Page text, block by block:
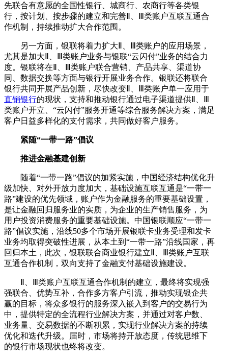
先联合有意愿的全国性银行、城商行、农商行等各类银
行，按计划、按步骤的建立和完善Ⅱ、Ⅲ类账户互联互通合
作机制，持续推动扩大合作范围。
另一方面，银联将着力扩大Ⅱ、Ⅲ类账户的应用场景，
尤其是加大Ⅱ、Ⅲ类账户业务与银联“云闪付”业务的结合力
度。银联将在Ⅱ、Ⅲ类账户联合营销、产品共享、渠道协
同、数据交换等方面与银行开展业务合作。银联还将联合
银行共同开展产品创新，尽快改变Ⅱ、Ⅲ类账户单一应用于
直销银行的现状，支持和推动银行通过电子渠道提供Ⅱ、Ⅲ
类账户开立、“云闪付”服务开通等综合服务解决方案，满足
客户日益多样化的支付需求，共同做好客户服务。
紧随“一带一路”倡议
推进金融基建创新
随着“一带一路”倡议的加紧实施，中国经济结构优化升
级加快、对外开放力度加大，基础设施互联互通是“一带一
路”建设的优先领域，账户作为金融服务的重要基础设置，
是让金融回归服务业的实质，为企业的生产销售服务，为
用户投资消费服务的重要基础设施。中国银联顺应“一带一
路”倡议实施，沿线50多个市场开展银联卡业务受理和发卡
业务均取得突破性进展，从本土到“一带一路”沿线国家，再
回归本土，此次，银联联合商业银行建立Ⅱ、Ⅲ类账户互联
互通合作机制，双向支持了金融支付基础设施建设。
Ⅱ、Ⅲ类账户互联互通合作机制的建立，最终将实现强
强联合、优势互补，合作多方客户引流，推动实现银企共
赢的目标，将众多银行的服务深入嵌入到客户的交易行为
中，提供特定的全流程行业解决方案，并通过对客户数、
业务量、交易数据的不断积累，实现行业解决方案的持续
优化和迭代升级。届时，市场将持开放态度，传统思维下
的银行市场现状也终将改变。